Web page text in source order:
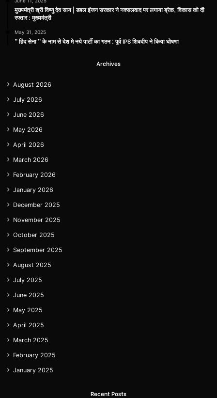
मुख्यमंत्री श्री विष्णु देव साय | डबल इंजन सरकार ने नक्सलवाद पर लगाया ब्रेक, विकास को दी
रफ्तार : मुख्यमंत्री
May 31, 2025
” हिंद सेना ” के नाम से देश मे नये पार्टी का गठन : पूर्व IPS शिवदीप ने किया घोषणा
Archives
August 2026
July 2026
June 2026
May 2026
April 2026
March 2026
February 2026
January 2026
December 2025
November 2025
October 2025
September 2025
August 2025
July 2025
June 2025
May 2025
April 2025
March 2025
February 2025
January 2025
Recent Posts